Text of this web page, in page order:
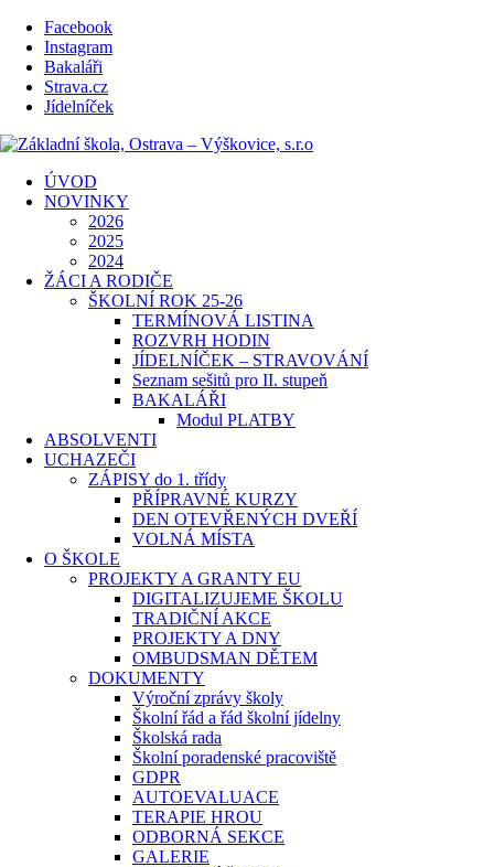
Facebook
Instagram
Bakaláři
Strava.cz
Jídelníček
ÚVOD
NOVINKY
2026
2025
2024
ŽÁCI A RODIČE
ŠKOLNÍ ROK 25-26
TERMÍNOVÁ LISTINA
ROZVRH HODIN
JÍDELNÍČEK – STRAVOVÁNÍ
Seznam sešitů pro II. stupeň
BAKALÁŘI
Modul PLATBY
ABSOLVENTI
UCHAZEČI
ZÁPISY do 1. třídy
PŘÍPRAVNÉ KURZY
DEN OTEVŘENÝCH DVEŘÍ
VOLNÁ MÍSTA
O ŠKOLE
PROJEKTY A GRANTY EU
DIGITALIZUJEME ŠKOLU
TRADIČNÍ AKCE
PROJEKTY A DNY
OMBUDSMAN DĚTEM
DOKUMENTY
Výroční zprávy školy
Školní řád a řád školní jídelny
Školská rada
Školní poradenské pracoviště
GDPR
AUTOEVALUACE
TERAPIE HROU
ODBORNÁ SEKCE
GALERIE